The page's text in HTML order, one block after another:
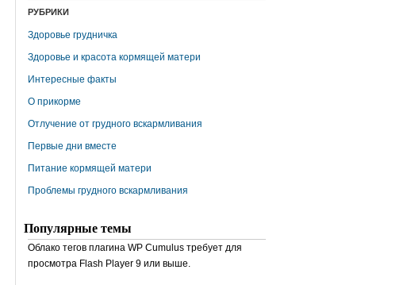
РУБРИКИ
Здоровье грудничка
Здоровье и красота кормящей матери
Интересные факты
О прикорме
Отлучение от грудного вскармливания
Первые дни вместе
Питание кормящей матери
Проблемы грудного вскармливания
Популярные темы
Облако тегов плагина WP Cumulus требует для
просмотра Flash Player 9 или выше.